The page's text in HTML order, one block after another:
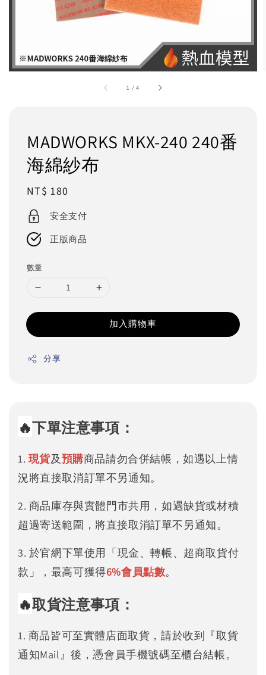
1 /4
MADWORKS MKX-240 240番
海綿紗布
Regular
price
NT$ 180
安全支付
正版商品
數量
加入購物車
分享
🔥下單注意事項：
1. 現貨及預購商品請勿合併結帳，如遇以上情
況將直接取消訂單不另通知。
2. 商品庫存與實體門市共用，如遇缺貨或材積
超過寄送範圍，將直接取消訂單不另通知。
3. 於官網下單使用「現金、轉帳、超商取貨付
款」，最高可獲得6%會員點數。
🔥取貨注意事項：
1. 商品皆可至實體店面取貨，請於收到『取貨
通知Mail』後，憑會員手機號碼至櫃台結帳。